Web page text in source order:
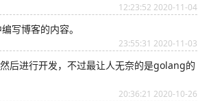
12:23:52 2020-11-04
写博客的内容。
23:55:31 2020-11-03
后进行开发，不过最让人无奈的是golang的
20:36:21 2020-10-26